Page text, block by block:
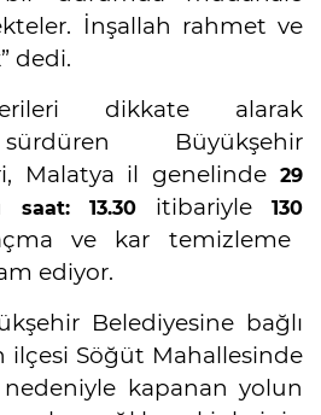
İnşallah rahmet ve
dedi.
dikkate alarak
sürdüren Büyükşehir
Malatya il genelinde 29
saat: 13.30itibariyle130
ve kar temizleme
ediyor.
Belediyesine bağlı
ilçesi Söğüt Mahallesinde
nedeniyle kapanan yolun